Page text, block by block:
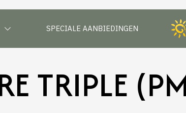
SPECIALE AANBIEDINGEN
TRIPLE